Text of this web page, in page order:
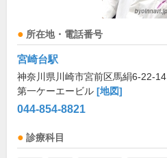
所在地・電話番号
宮崎台駅
神奈川県川崎市宮前区馬絹6-22-14
第一ケーエービル [地図]
044-854-8821
診療科目